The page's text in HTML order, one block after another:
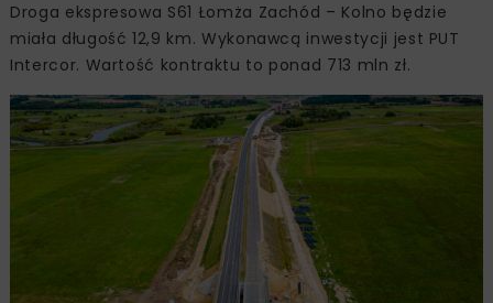
Droga ekspresowa S61 Łomża Zachód – Kolno będzie
miała długość 12,9 km. Wykonawcą inwestycji jest PUT
Intercor. Wartość kontraktu to ponad 713 mln zł.